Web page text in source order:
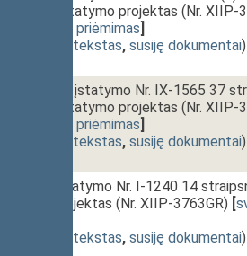
pakeitimo įstatymo projektas (Nr. XIIP-
priėmimas]
dokumento tekstas, susiję dokumentai)
Šilumos ūkio įstatymo Nr. IX-1565 37
pakeitimo įstatymo projektas (Nr. XIIP-
priėmimas]
dokumento tekstas, susiję dokumentai)
Statybos įstatymo Nr. I-1240 14
įstatymo projektas (Nr. XIIP-3763GR) [
dokumento tekstas, susiję dokumentai)